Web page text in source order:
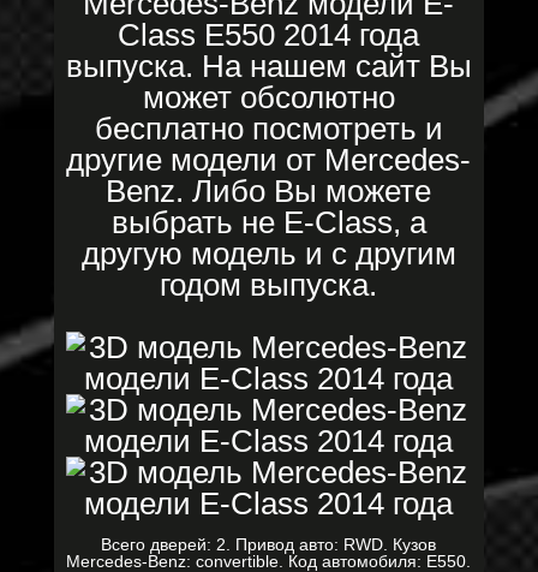
Class E550 2014 года
выпуска. На нашем сайт Вы
может обсолютно
бесплатно посмотреть и
другие модели от Mercedes-
Benz. Либо Вы можете
выбрать не E-Class, а
другую модель и с другим
годом выпуска.
Всего дверей: 2. Привод авто: RWD. Кузов
Mercedes-Benz: convertible. Код автомобиля: E550.